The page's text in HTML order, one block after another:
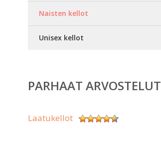
Naisten kellot
Unisex kellot
PARHAAT ARVOSTELUT
Laatukellot